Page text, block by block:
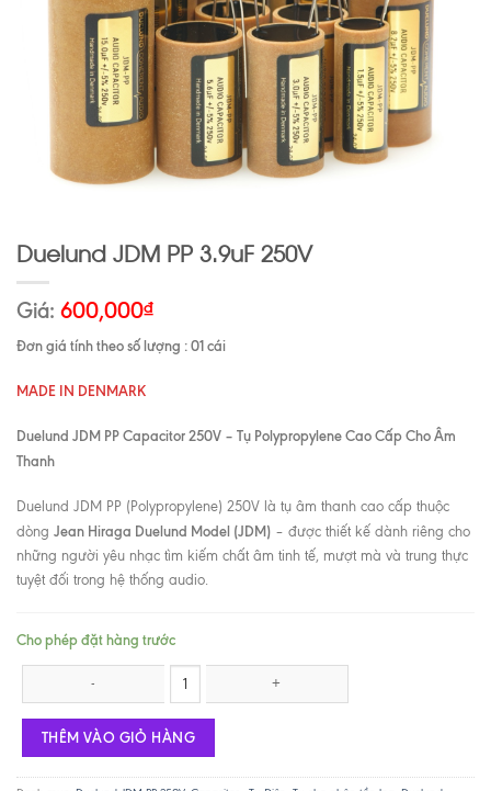
Duelund JDM PP 3.9uF 250V
Giá: 600,000₫
Đơn giá tính theo số lượng : 01 cái
MADE IN DENMARK
Duelund JDM PP Capacitor 250V – Tụ Polypropylene Cao Cấp Cho Âm
Thanh
Duelund JDM PP (Polypropylene) 250V là tụ âm thanh cao cấp thuộc
dòng Jean Hiraga Duelund Model (JDM) – được thiết kế dành riêng cho
những người yêu nhạc tìm kiếm chất âm tinh tế, mượt mà và trung thực
tuyệt đối trong hệ thống audio.
Cho phép đặt hàng trước
Duelund JDM PP 3.9uF 250V số lượng
THÊM VÀO GIỎ HÀNG